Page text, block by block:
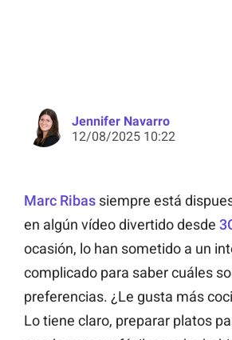
Jennifer Navarro
12/08/2025 10:22
Marc Ribas siempre está
en algún vídeo divertido desde
ocasión, lo han sometido a un
complicado para saber cuáles
preferencias. ¿Le gusta más
Lo tiene claro, preparar platos